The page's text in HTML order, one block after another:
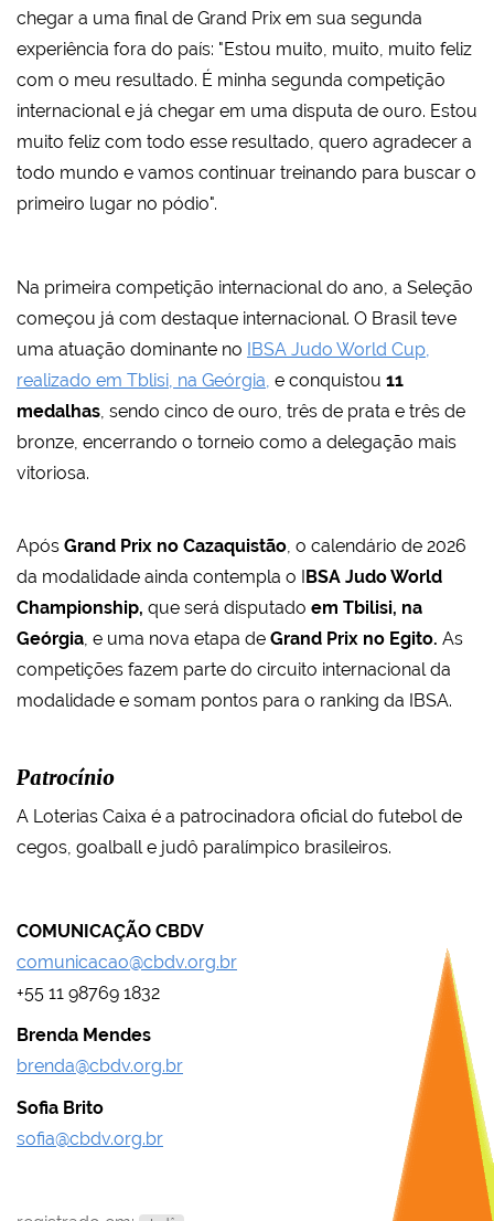
chegar a uma final de Grand Prix em sua segunda
experiência fora do país: "Estou muito, muito, muito feliz
com o meu resultado. É minha segunda competição
internacional e já chegar em uma disputa de ouro. Estou
muito feliz com todo esse resultado, quero agradecer a
todo mundo e vamos continuar treinando para buscar o
primeiro lugar no pódio".
Na primeira competição internacional do ano, a Seleção
começou já com destaque internacional. O Brasil teve
uma atuação dominante no IBSA Judo World Cup,
realizado em Tblisi, na Geórgia, e conquistou 11
medalhas, sendo cinco de ouro, três de prata e três de
bronze, encerrando o torneio como a delegação mais
vitoriosa.
Após Grand Prix no Cazaquistão, o calendário de 2026
da modalidade ainda contempla o I
BSA Judo World
Championship, que será disputado em Tbilisi, na
Geórgia, e uma nova etapa de Grand Prix no Egito. As
competições fazem parte do circuito internacional da
modalidade e somam pontos para o ranking da IBSA.
Patrocínio
A Loterias Caixa é a patrocinadora oficial do futebol de
cegos, goalball e judô paralímpico brasileiros.
COMUNICAÇÃO CBDV
comunicacao@cbdv.org.br
+55 11 98769 1832
Brenda Mendes
brenda@cbdv.org.br
Sofia Brito
sofia@cbdv.org.br